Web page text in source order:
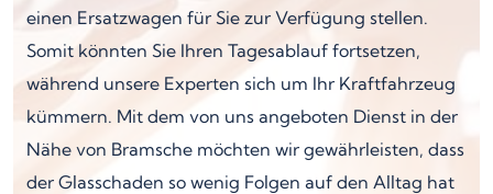
einen Ersatzwagen für Sie zur Verfügung stellen.
Somit könnten Sie Ihren Tagesablauf fortsetzen,
während unsere Experten sich um Ihr Kraftfahrzeug
kümmern. Mit dem von uns angeboten Dienst in der
Nähe von Bramsche möchten wir gewährleisten, dass
der Glasschaden so wenig Folgen auf den Alltag hat